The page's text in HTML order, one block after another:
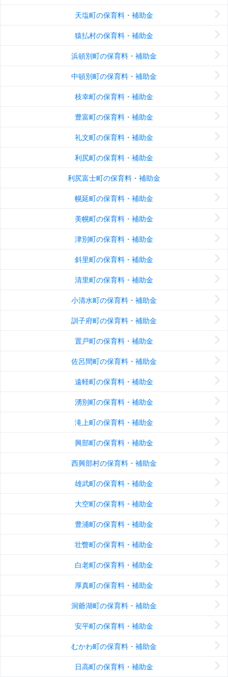
天塩町の保育料・補助金
猿払村の保育料・補助金
浜頓別町の保育料・補助金
中頓別町の保育料・補助金
枝幸町の保育料・補助金
豊富町の保育料・補助金
礼文町の保育料・補助金
利尻町の保育料・補助金
利尻富士町の保育料・補助金
幌延町の保育料・補助金
美幌町の保育料・補助金
津別町の保育料・補助金
斜里町の保育料・補助金
清里町の保育料・補助金
小清水町の保育料・補助金
訓子府町の保育料・補助金
置戸町の保育料・補助金
佐呂間町の保育料・補助金
遠軽町の保育料・補助金
湧別町の保育料・補助金
滝上町の保育料・補助金
興部町の保育料・補助金
西興部村の保育料・補助金
雄武町の保育料・補助金
大空町の保育料・補助金
豊浦町の保育料・補助金
壮瞥町の保育料・補助金
白老町の保育料・補助金
厚真町の保育料・補助金
洞爺湖町の保育料・補助金
安平町の保育料・補助金
むかわ町の保育料・補助金
日高町の保育料・補助金